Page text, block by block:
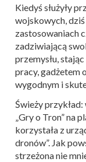
Kiedyś służyły
wojskowych,
zastosowaniach
zadziwiającą
przemysłu,
pracy, gadżetem
wygodnym i
Świeży
„Gry o Tron” na
korzystała z
dronów”. Jak
strzeżona nie